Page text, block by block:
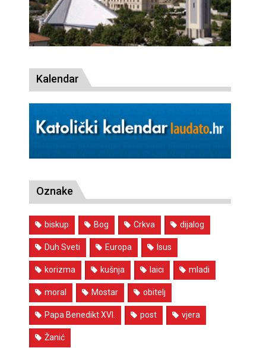
Kalendar
Oznake
biskup Bog Crkva dijalog
Duh Sveti Europa Isus
korizma kušnja laici mladi
moral Mostar obitelj
Papa Benedikt XVI. post vjera
Žanić